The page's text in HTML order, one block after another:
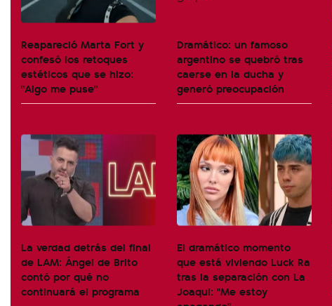
Reapareció Marta Fort y
confesó los retoques
estéticos que se hizo:
"Algo me puse"
Dramático: un famoso
argentino se quebró tras
caerse en la ducha y
generó preocupación
La verdad detrás del final
de LAM: Ángel de Brito
contó por qué no
continuará el programa
El dramático momento
que está viviendo Luck Ra
tras la separación con La
Joaqui: "Me estoy